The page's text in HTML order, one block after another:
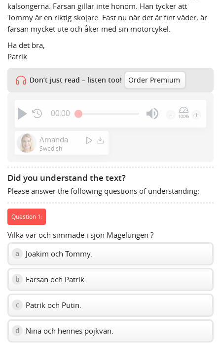
kalsongerna. Farsan gillar inte honom. Han tycker att
Tommy är en riktig skojare. Fast nu när det är fint väder, är
farsan mycket ute och åker med sin motorcykel.
Ha det bra,
Patrik
Don’t just read – listen too! Order Premium
00:00
volume
- 100% +
Amanda
Swedish
Did you understand the text?
Please answer the following questions of understanding:
Question 1:
Vilka var och simmade i sjön Magelungen ?
a Joakim och Tommy.
b Farsan och Patrik.
c Patrik och Putin.
d Nina och hennes pojkvän.